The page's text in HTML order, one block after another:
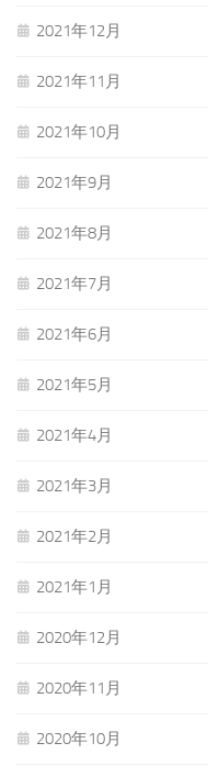
2021年12月
2021年11月
2021年10月
2021年9月
2021年8月
2021年7月
2021年6月
2021年5月
2021年4月
2021年3月
2021年2月
2021年1月
2020年12月
2020年11月
2020年10月